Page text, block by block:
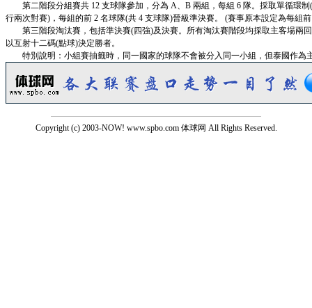
第二階段分組賽共 12 支球隊參加，分為 A、B 兩組，每組 6 隊。採取單循環
行兩次對賽)，每組的前 2 名球隊(共 4 支球隊)晉級準決賽。 (賽事原本設定為每組
第三階段淘汰賽，包括準決賽(四強)及決賽。所有淘汰賽階段均採取主客場兩
以互射十二碼(點球)決定勝者。
特別說明：小組賽抽籤時，同一國家的球隊不會被分入同一小組，但泰國作為
Copyright (c) 2003-NOW! www.spbo.com 体球网 All Rights Reserved.